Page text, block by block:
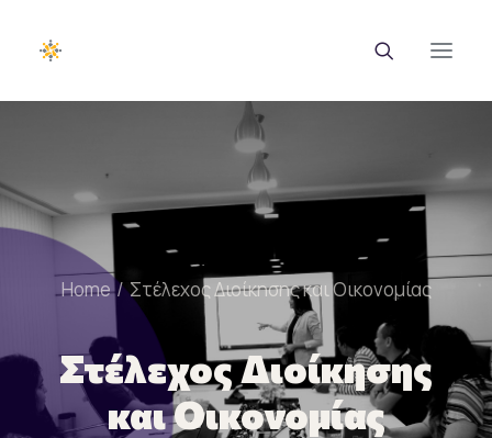
EUROTRAINING
ΣΑΕΚ
Σεμινάρια
Ευρωπαϊκά Προγράμματα
Εθνικά Προγράμματα
Voucher
Home Στέλεχος Διοίκησης και Οικονομίας
Στέλεχος Διοίκησης
και Οικονομίας